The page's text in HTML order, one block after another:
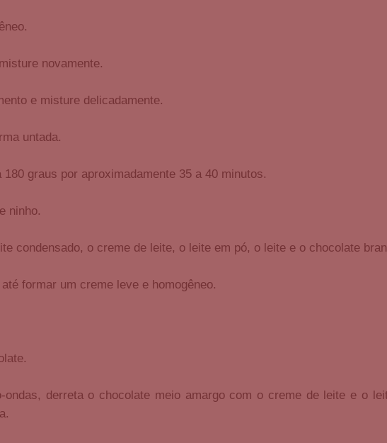
novamente.
e misture delicadamente.
untada.
graus por aproximadamente 35 a 40 minutos.
ninho.
condensado, o creme de leite, o leite em pó, o leite e o chocolate
formar um creme leve e homogêneo.
ondas, derreta o chocolate meio amargo com o creme de leite e o